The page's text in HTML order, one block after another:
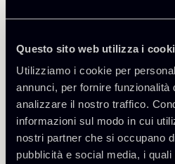
Questo sito web utilizza i
Utilizziamo i cookie per
annunci, per fornire funzionalità
analizzare il nostro traffico.
informazioni sul modo in cui
nostri partner che si occupano
pubblicità e social media, i
(Spain and Portugal), Gide
(France) and Gleiss Lutz
Condividi